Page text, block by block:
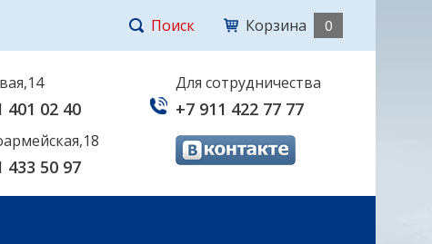
Поиск Корзина 0
401 02 40
433 50 97
Для сотрудничества
+7 911 422 77 77